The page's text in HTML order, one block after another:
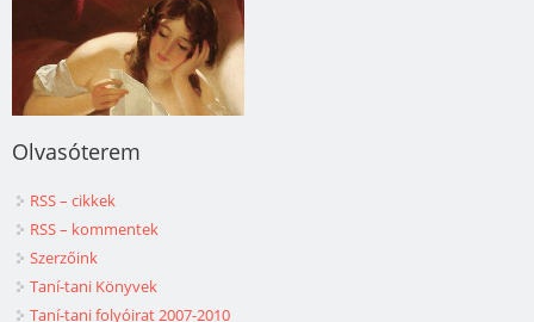
Olvasóterem
RSS – cikkek
RSS – kommentek
Szerzőink
Taní-tani Könyvek
Taní-tani folyóirat 2007-2010